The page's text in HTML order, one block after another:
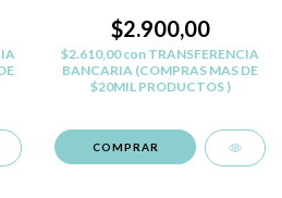
$2.900,00
$2.610,00con TRANSFERENCIA
BANCARIA (COMPRAS MAS DE
$20MIL PRODUCTOS )